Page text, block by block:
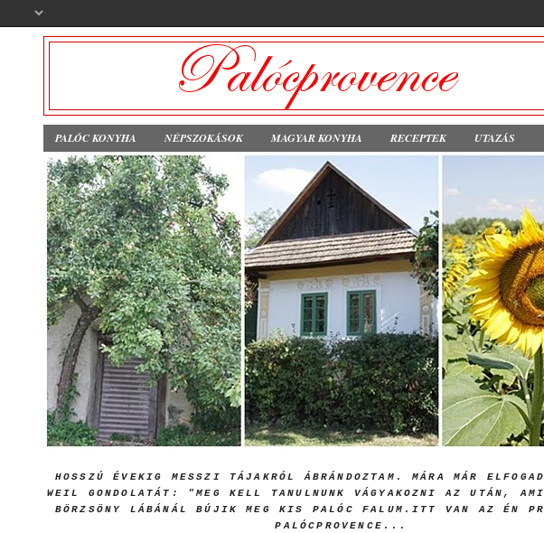
PALÓC KONYHA NÉPSZOKÁSOK MAGYAR KONYHA RECEPTEK UTAZÁS
HOSSZÚ ÉVEKIG MESSZI TÁJAKRÓL ÁBRÁNDOZTAM. MÁRA MÁR
WEIL GONDOLATÁT: "MEG KELL TANULNUNK VÁGYAKOZNI AZ UTÁN,
BÖRZSÖNY LÁBÁNÁL BÚJIK MEG KIS PALÓC FALUM.ITT VAN AZ ÉN
PALÓCPROVENCE.. .